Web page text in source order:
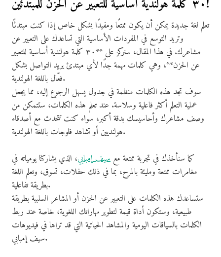
٣٠ كلمة هولندية أساسية للتعبير عن الحزن للمبتدئين!
تعلم لغة جديدة يمكن أن يكون ممتعًا ومفيدًا بشكل خاص إذا كنت مبتدئًا
وتريد التوسع في المفردات الأساسية التي تساعدك على التعبير عن
مشاعرك. في هذا المقال، سنركز على **٣٠ كلمة هولندية أساسية للتعبير
عن الحزن**، وهي كلمات مهمة جدًا لأي مبتدئ يريد التواصل بشكل
فعّال باللغة الهولندية.
سوف تجد هذه الكلمات منظمة في جدول يسهل الرجوع إليه، مما يجعل
عملية التعلم أكثر فاعلية وسلاسة. عند تعلم هذه الكلمات، ستتمكن من
وصف مشاعرك وأحاسيسك بدقة أكبر، سواء كنت تتحدث مع أصدقاء
هولنديين أو تشاهد فلوجات باللغة الهولندية.
كما سنأخذك في تجربة ممتعة مع سيف إمبابي، الذي يشاركنا يومياته في
مغامرات ممتعة ومليئة بالمرح، بما في ذلك حفلات، تسوق، وتعلم اللغة
بطريقة تفاعلية.
ستساعدك هذه الكلمات على التعبير عن الحزن أو المشاعر السلبية بطريقة
طبيعية، وستكون أداة قيمة لتطوير مهاراتك اللغوية، خاصة عند ربط
الكلمات بالسياقات اليومية والمشاهد الحياتية التي قد تراها في فيديوهات
سيف إمبابي.